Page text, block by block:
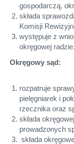
gospodarczą,
składa
Komisji
występuje z
okręgowej radzie.
Okręgowy sąd:
rozpatruje
pielęgniarek i
rzecznika oraz
składa
prowadzonych
składa